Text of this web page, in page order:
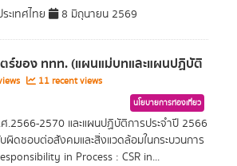
ะเทศไทย
8 มิถุนายน 2569
ร์ของ ททท. (แผนแม่บทและแผนปฏิบัติ
11 recent views
นโยบายการท่องเที่ยว
.2566-2570 และแผนปฏิบัติการประจำปี 2566
ผิดชอบต่อสังคมและสิ่งแวดล้อมในกระบวนการ
in Process : CSR in...